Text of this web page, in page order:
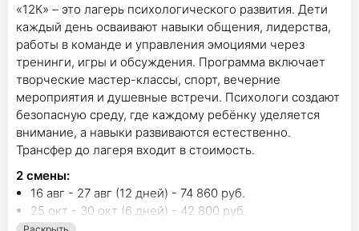
«12К» – это лагерь психологического развития. Дети
каждый день осваивают навыки общения, лидерства,
работы в команде и управления эмоциями через
тренинги, игры и обсуждения. Программа включает
творческие мастер-классы, спорт, вечерние
мероприятия и душевные встречи. Психологи создают
безопасную среду, где каждому ребёнку уделяется
внимание, а навыки развиваются естественно.
Трансфер до лагеря входит в стоимость.
2 смены:
16 авг - 27 авг (12 дней) - 74 860 руб.
25 окт - 30 окт (6 дней) - 42 800 руб.
Раскрыть